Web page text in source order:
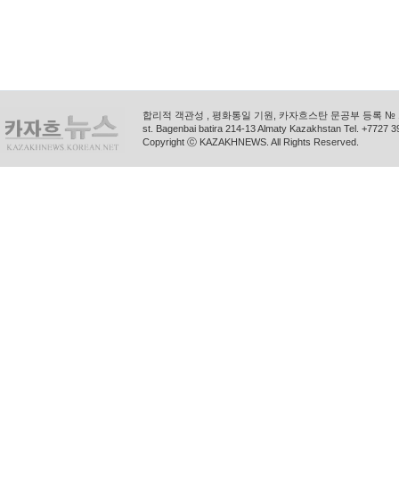
합리적 객관성 , 평화통일 기원, 카자흐스탄 문공부 등록
st. Bagenbai batira 214-13 Almaty Kazakhstan Tel. +7727
Copyright ⓒ KAZAKHNEWS. All Rights Reserved.